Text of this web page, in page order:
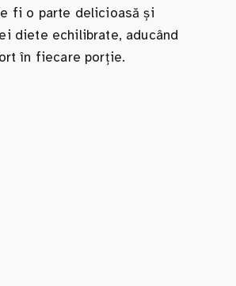
fi o parte delicioasă și
diete echilibrate, aducând
în fiecare porție.